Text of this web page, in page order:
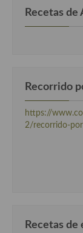
Recetas
Recorrido
https://
2/recorrido-
Recetas